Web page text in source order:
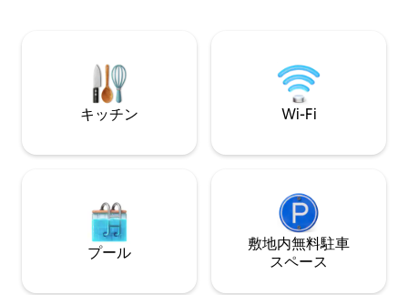
リヴァドなどの有
休暇です。
キッチン Wi-Fi
プール
敷地内無料駐⁠車
ス⁠ペ⁠ー⁠ス